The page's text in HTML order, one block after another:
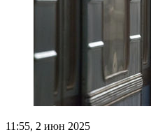
11:55, 2 июн 2025